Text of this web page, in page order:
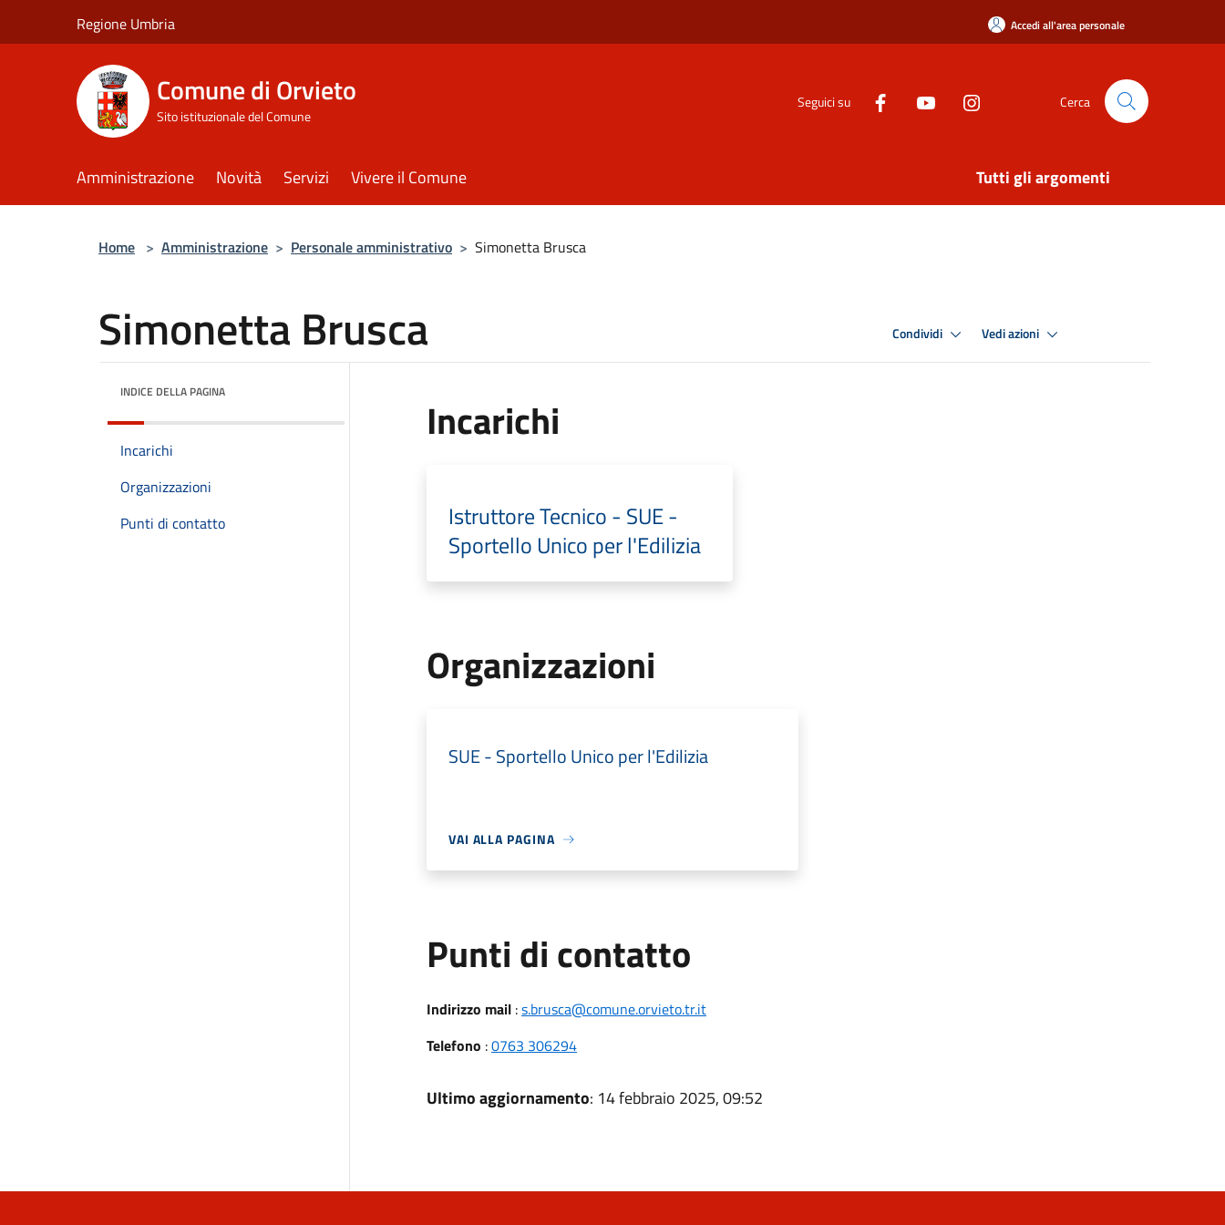
Regione Umbria Accedi all'area personale
Comune di Orvieto
Sito istituzionale del Comune
Seguici su Cerca
Amministrazione Novità Servizi Vivere il Comune Tutti gli argomenti
Home > Amministrazione > Personale amministrativo > Simonetta Brusca
Simonetta Brusca Condividi Vedi azioni
INDICE DELLA PAGINA
Incarichi
Organizzazioni
Punti di contatto
Incarichi
Istruttore Tecnico - SUE -
Sportello Unico per l'Edilizia
Organizzazioni
SUE - Sportello Unico per l'Edilizia
VAI ALLA PAGINA
Punti di contatto
Indirizzo mail:s.brusca@comune.orvieto.tr.it
Telefono :0763 306294
Ultimo aggiornamento: 14 febbraio 2025, 09:52